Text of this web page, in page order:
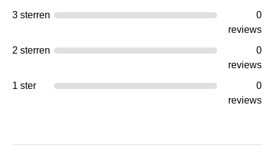
3 sterren
0
reviews
2 sterren
0
reviews
1 ster
0
reviews